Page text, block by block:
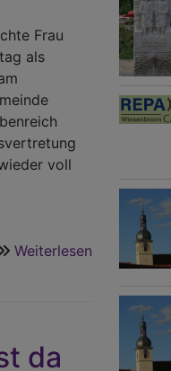
Frau
als
voll
Weiterlesen
Irmgard
da